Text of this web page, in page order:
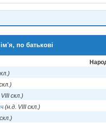
по батькові
скл.)
(н.д. VIII скл.)